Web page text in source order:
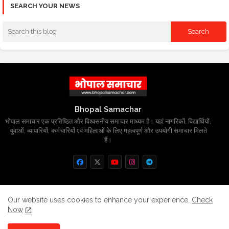
SEARCH YOUR NEWS
Bhopal Samachar
भोपाल समाचार एक प्रतिष्ठित और विश्वसनीय समाचार माध्यम है। यहां नागरिकों, विद्यार्थियों,
युवाओं, व्यापारियों, कर्मचारियों एवं महिलाओं के लिए महत्वपूर्ण और उपयोगी समाचार मिलते
हैं।
Home About Contact us
Privacy Policy
Our website uses cookies to enhance your experience. Check
Now